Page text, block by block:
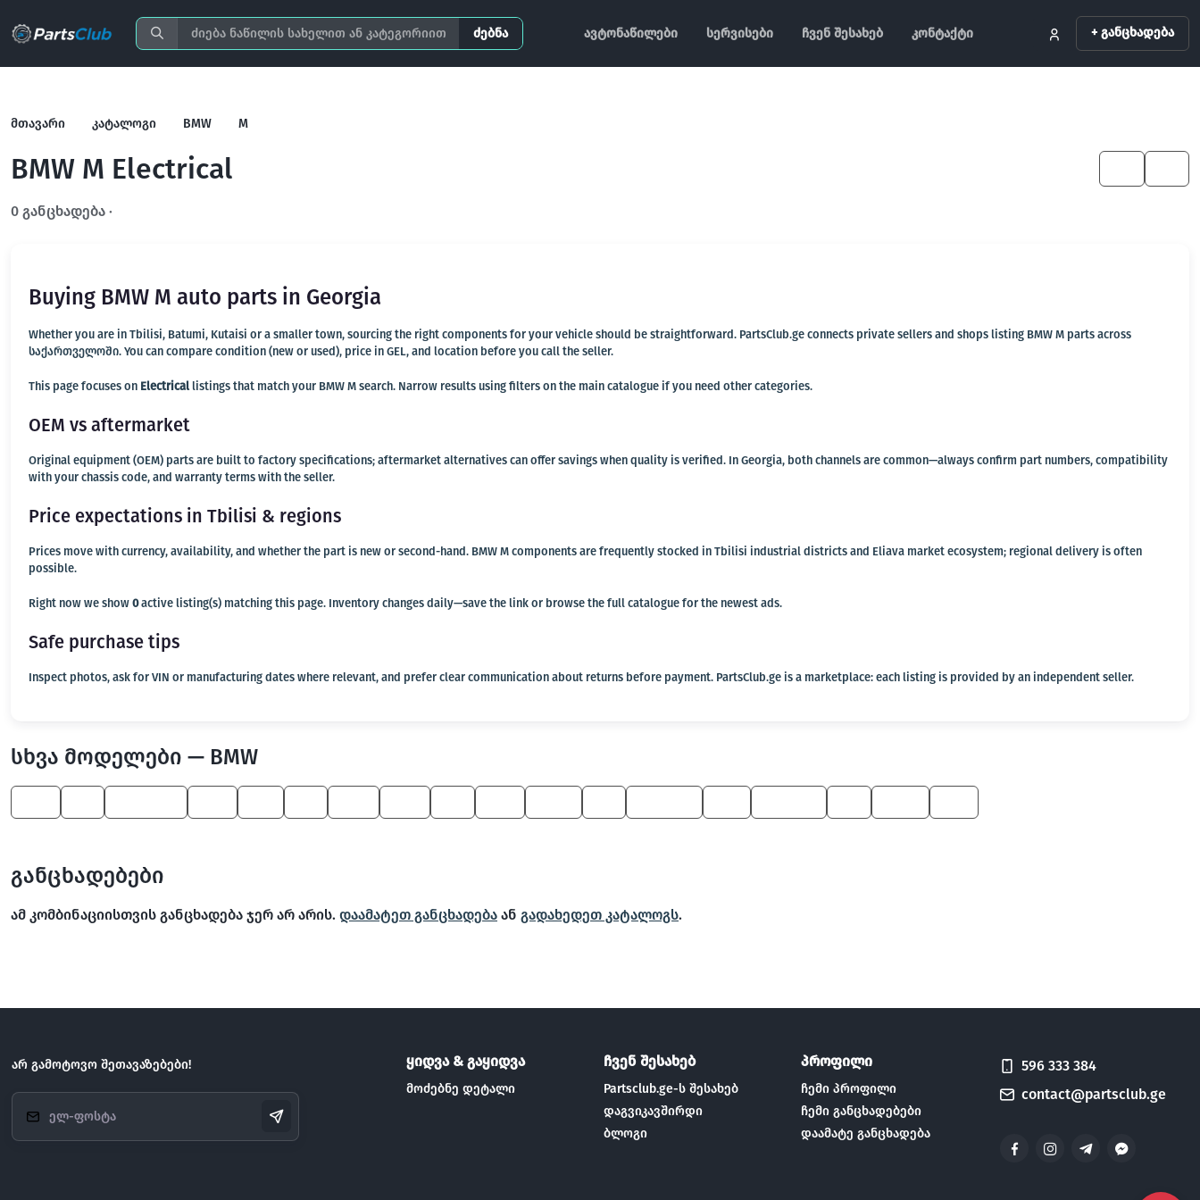
ძებნა ავტონაწილები სერვისები ჩვენ შესახებ კონტაქტი + განცხადება
მთავარი კატალოგი BMW M
BMW M Electrical
0 განცხადება ·
Buying BMW M auto parts in Georgia
Whether you are in Tbilisi, Batumi, Kutaisi or a smaller town, sourcing the right components for your vehicle should be straightforward. PartsClub.ge connects private sellers and shops listing BMW M parts across
საქართველოში. You can compare condition (new or used), price in GEL, and location before you call the seller.
This page focuses on Electricallistings that match your BMW M search. Narrow results using filters on the main catalogue if you need other categories.
OEM vs aftermarket
Original equipment (OEM) parts are built to factory specifications; aftermarket alternatives can offer savings when quality is verified. In Georgia, both channels are common—always confirm part numbers, compatibility
with your chassis code, and warranty terms with the seller.
Price expectations in Tbilisi & regions
Prices move with currency, availability, and whether the part is new or second-hand. BMW M components are frequently stocked in Tbilisi industrial districts and Eliava market ecosystem; regional delivery is often
possible.
Right now we show 0active listing(s) matching this page. Inventory changes daily—save the link or browse the full catalogue for the newest ads.
Safe purchase tips
Inspect photos, ask for VIN or manufacturing dates where relevant, and prefer clear communication about returns before payment. PartsClub.ge is a marketplace: each listing is provided by an independent seller.
სხვა მოდელები — BMW
განცხადებები
ამ კომბინაციისთვის განცხადება ჯერ არ არის. დაამატეთ განცხადება ან გადახედეთ კატალოგს.
არ გამოტოვო შეთავაზებები! ყიდვა & გაყიდვა
მოძებნე დეტალი
ჩვენ შესახებ
Partsclub.ge-ს შესახებ
დაგვიკავშირდი
ბლოგი
პროფილი
ჩემი პროფილი
ჩემი განცხადებები
დაამატე განცხადება
596 333 384
contact@partsclub.ge